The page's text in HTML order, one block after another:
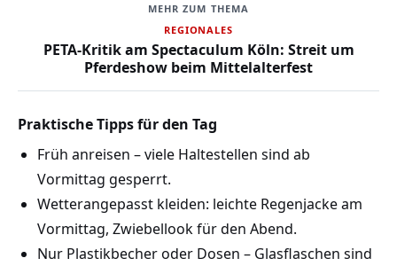
MEHR ZUM THEMA
REGIONALES
PETA-Kritik am Spectaculum Köln: Streit um
Pferdeshow beim Mittelalterfest
Praktische Tipps für den Tag
Früh anreisen – viele Haltestellen sind ab
Vormittag gesperrt.
Wetterangepasst kleiden: leichte Regenjacke am
Vormittag, Zwiebellook für den Abend.
Nur Plastikbecher oder Dosen – Glasflaschen sind